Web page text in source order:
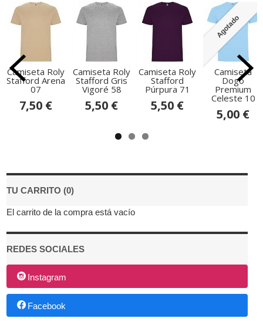
TU CARRITO (0)
El carrito de la compra está vacío
REDES SOCIALES
Instagram
Facebook
Camiseta Roly
Stafford Arena
07
7,50 €
Camiseta Roly
Stafford Gris
Vigoré 58
5,50 €
Camiseta Roly
Stafford
Púrpura 71
5,50 €
Agotado
Camiseta
Dogo
Premium
Celeste 10
5,00 €